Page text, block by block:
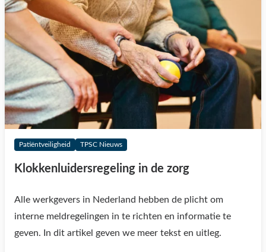
Patiëntveiligheid TPSC Nieuws
Klokkenluidersregeling in de zorg
Alle werkgevers in Nederland hebben de plicht om
interne meldregelingen in te richten en informatie te
geven. In dit artikel geven we meer tekst en uitleg.